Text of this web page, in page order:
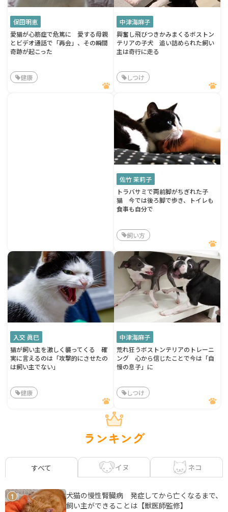
保田明恵
愛猫が心筋症で危篤に 愛する母親
とビデオ通話で「再会」、その瞬間
奇跡が起こった
健康
中津海麻子
興奮し飛びつきかみまくるボストン
テリアの子犬 追い詰められた飼い
主は奇行に走る
しつけ
佐竹 茉莉子
トラバサミで両前脚がちぎれた子
猫 今では後ろ脚で歩き、トイレも
食事も自分で
飼い方
入交 眞巳
猫が飼い主を激しく襲ってくる 確
実に言えるのは「攻撃的にさせたの
は飼い主でない」
健康
中津海麻子
荒れ狂うボストンテリアのトレーニ
ング 心から信じたことで今は「自
慢の息子」に
しつけ
ランキング
すべて イヌ ネコ
1
犬猫の慢性腎臓病 発症してから亡くなるまで、
飼い主ができることは【獣医師監修】